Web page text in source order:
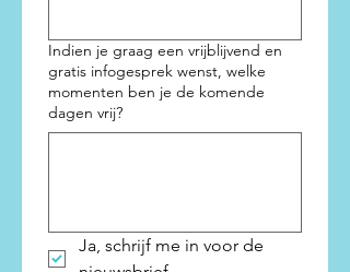
Indien je graag een vrijblijvend en
gratis infogesprek wenst, welke
momenten ben je de komende
dagen vrij?
Ja, schrijf me in voor de